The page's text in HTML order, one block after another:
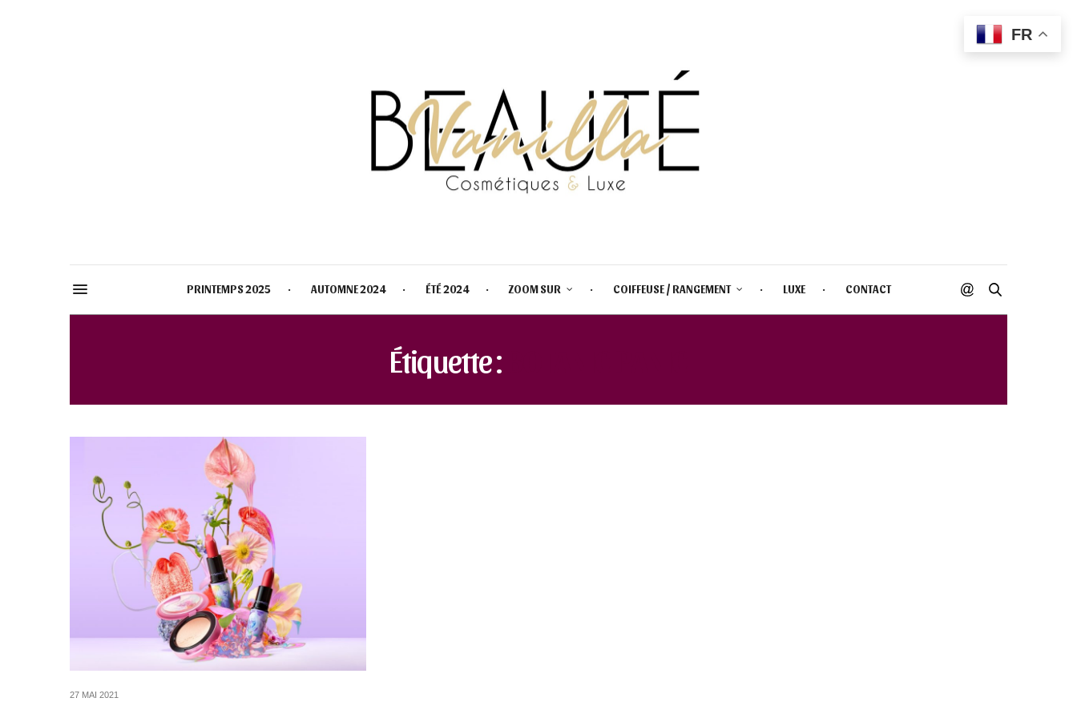
PRINTEMPS 2025 AUTOMNE 2024 ÉTÉ 2024 ZOOM SUR COIFFEUSE / RANGEMENT LUXE CONTACT
Étiquette :
27 MAI 2021
FR